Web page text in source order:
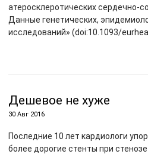
атеросклеротических сердечно-
Данные генетических,
исследований» (doi:10.1093/
Дешевое не хуже
30 Авг 2016
Последние 10 лет кардиологи
более дорогие стенты при